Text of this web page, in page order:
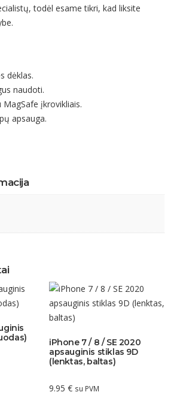
todėl esame tikri, kad liksite
dėklas.
naudoti.
MagSafe įkrovikliais.
apsauga.
iPhone 7 / 8 / SE 2020
apsauginis stiklas 9D
(lenktas, baltas)
9.95 € su PVM